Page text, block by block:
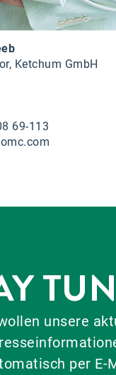
Ketchum GmbH
69-113
unsere
per E-